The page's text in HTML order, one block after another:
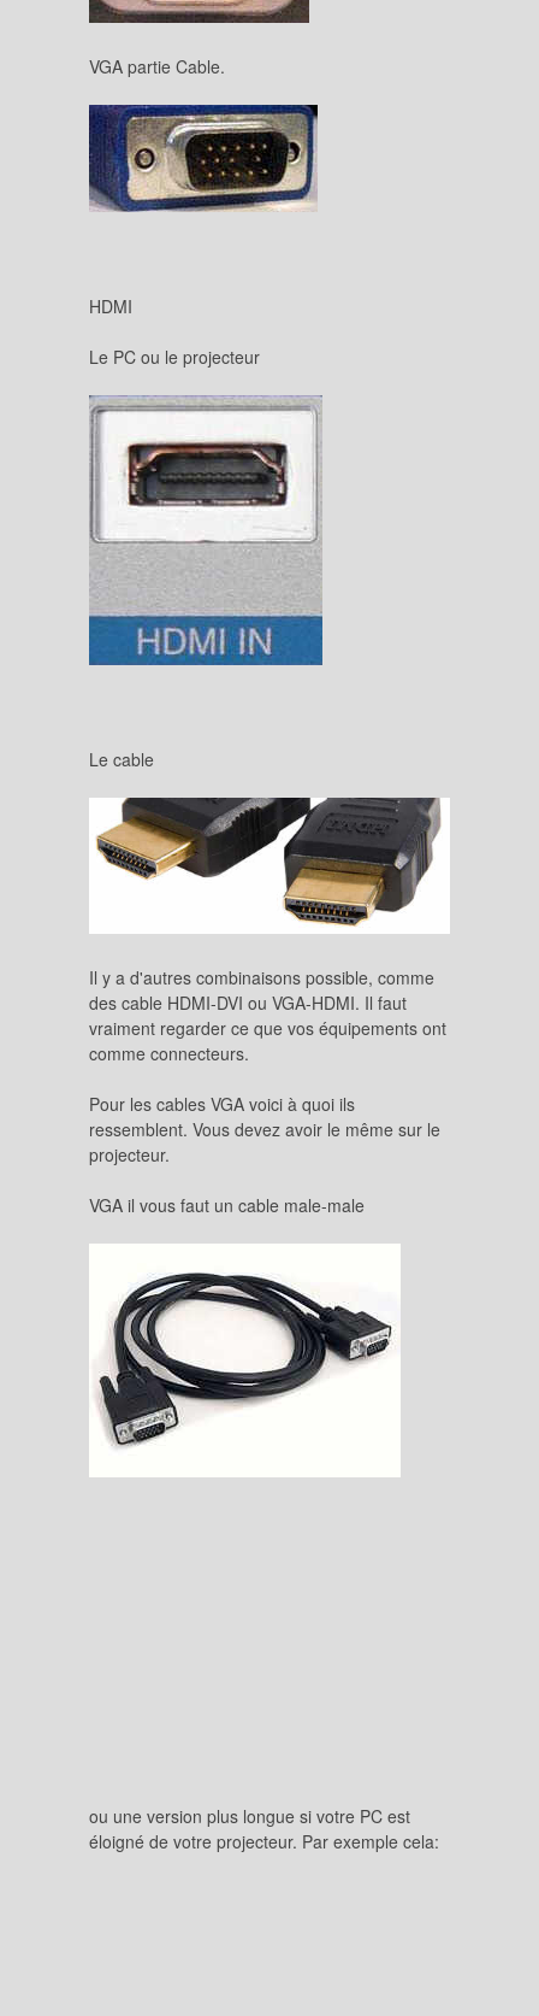
VGA partie Cable.
HDMI
Le PC ou le projecteur
Le cable
Il y a d'autres combinaisons possible, comme
des cable HDMI-DVI ou VGA-HDMI. Il faut
vraiment regarder ce que vos équipements ont
comme connecteurs.
Pour les cables VGA voici à quoi ils
ressemblent. Vous devez avoir le même sur le
projecteur.
VGA il vous faut un cable male-male
ou une version plus longue si votre PC est
éloigné de votre projecteur. Par exemple cela: